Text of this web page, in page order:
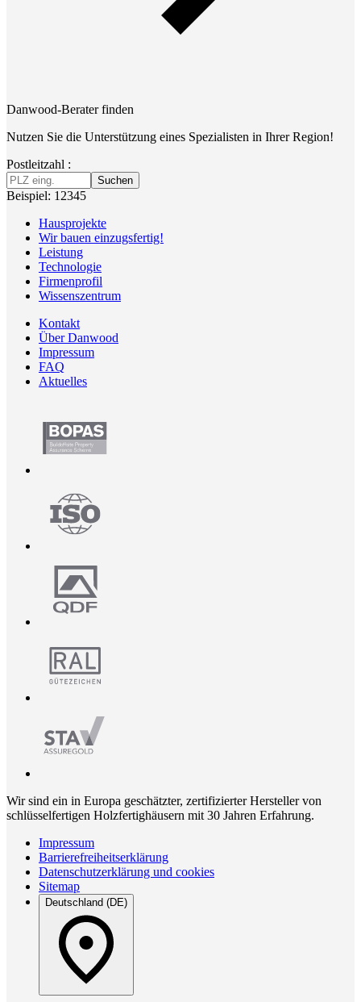
Danwood-Berater finden
Nutzen Sie die Unterstützung eines Spezialisten in Ihrer Region!
Postleitzahl :
Suchen
Beispiel: 12345
Hausprojekte
Wir bauen einzugsfertig!
Leistung
Technologie
Firmenprofil
Wissenszentrum
Kontakt
Über Danwood
Impressum
FAQ
Aktuelles
Wir sind ein in Europa geschätzter, zertifizierter Hersteller von
schlüsselfertigen Holzfertighäusern mit 30 Jahren Erfahrung.
Impressum
Barrierefreiheitserklärung
Datenschutzerklärung und cookies
Sitemap
Deutschland (DE)